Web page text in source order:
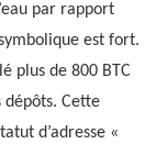
par rapport
est fort.
plus de 800 BTC
Cette
d’adresse «